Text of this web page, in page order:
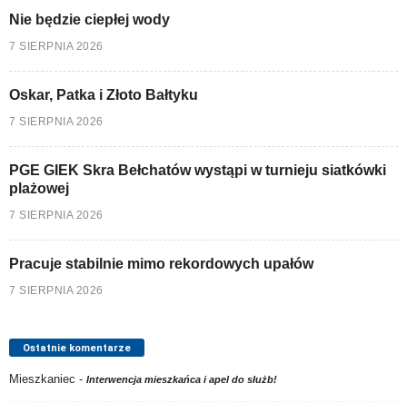
Nie będzie ciepłej wody
7 SIERPNIA 2026
Oskar, Patka i Złoto Bałtyku
7 SIERPNIA 2026
PGE GIEK Skra Bełchatów wystąpi w turnieju siatkówki
plażowej
7 SIERPNIA 2026
Pracuje stabilnie mimo rekordowych upałów
7 SIERPNIA 2026
Ostatnie komentarze
Mieszkaniec - Interwencja mieszkańca i apel do służb!